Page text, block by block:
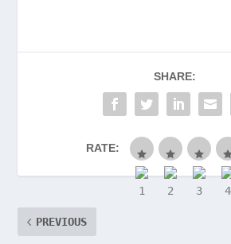
SHARE:
RATE:
PREVIOUS